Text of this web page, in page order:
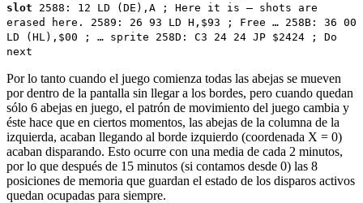
slot 2588: 12 LD (DE),A ; Here it is – shots are
erased here. 2589: 26 93 LD H,$93 ; Free … 258B: 36 00
LD (HL),$00 ; … sprite 258D: C3 24 24 JP $2424 ; Do
next
Por lo tanto cuando el juego comienza todas las abejas se mueven
por dentro de la pantalla sin llegar a los bordes, pero cuando quedan
sólo 6 abejas en juego, el patrón de movimiento del juego cambia y
éste hace que en ciertos momentos, las abejas de la columna de la
izquierda, acaban llegando al borde izquierdo (coordenada X = 0)
acaban disparando. Esto ocurre con una media de cada 2 minutos,
por lo que después de 15 minutos (si contamos desde 0) las 8
posiciones de memoria que guardan el estado de los disparos activos
quedan ocupadas para siempre.